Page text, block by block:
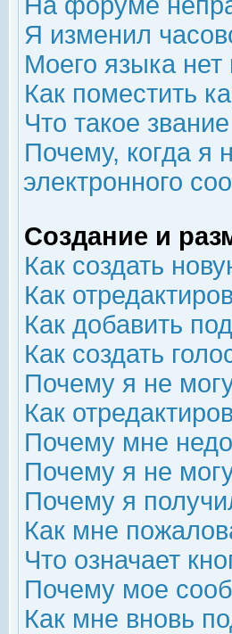
Я изменил
Моего языка нет
Как поместить
Что такое
Почему, когда я
электронного
Создание и
Как создать
Как
Как добавить
Как создать
Почему я не
Как
Почему мне
Почему я не
Почему я
Как мне
Что означает
Почему мое
Как мне вновь